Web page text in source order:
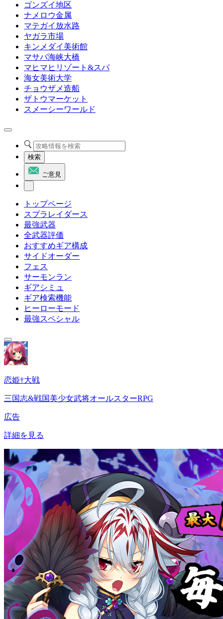
ゴンズイ地区
ナメロウ金属
マテガイ放水路
ヤガラ市場
キンメダイ美術館
マサバ海峡大橋
マヒマヒリゾート&スパ
海女美術大学
チョウザメ造船
ザトウマーケット
スメーシーワールド
検索
ご意見
トップページ
スプラレイダース
最強武器
全武器評価
おすすめギア構成
サイドオーダー
フェス
サーモンラン
ギアシミュ
ギア検索機能
ヒーローモード
最強スペシャル
恋姫†大戦
三国志&戦国美少女武将オールスターRPG
広告
詳細を見る